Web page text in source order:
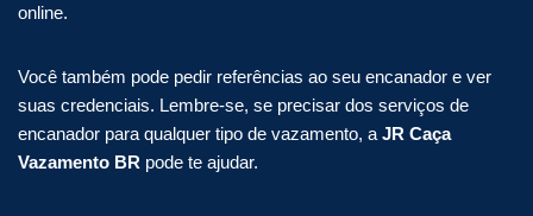
online.
Você também pode pedir referências ao seu encanador e ver
suas credenciais. Lembre-se, se precisar dos serviços de
encanador para qualquer tipo de vazamento, a JR Caça
Vazamento BR pode te ajudar.